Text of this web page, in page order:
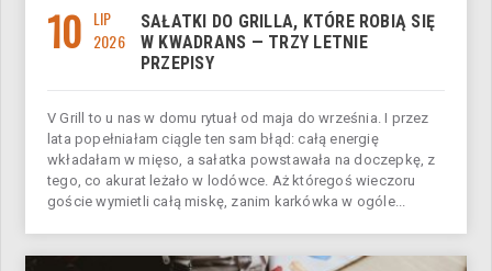
10 LIP
2026
SAŁATKI DO GRILLA, KTÓRE ROBIĄ SIĘ
W KWADRANS — TRZY LETNIE
PRZEPISY
V Grill to u nas w domu rytuał od maja do września. I przez
lata popełniałam ciągle ten sam błąd: całą energię
wkładałam w mięso, a sałatka powstawała na doczepkę, z
tego, co akurat leżało w lodówce. Aż któregoś wieczoru
goście wymietli całą miskę, zanim karkówka w ogóle...